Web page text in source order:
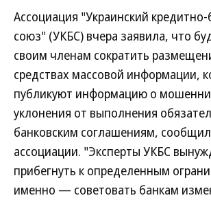
Ассоциация "Украинский кредитно-
союз" (УКБС) вчера заявила, что
своим членам сократить
средствах массовой информации,
публикуют информацию о
уклонения от выполнения
банковским соглашениям,
ассоциации. "Эксперты УКБС
прибегнуть к определенным
именно — советовать банкам